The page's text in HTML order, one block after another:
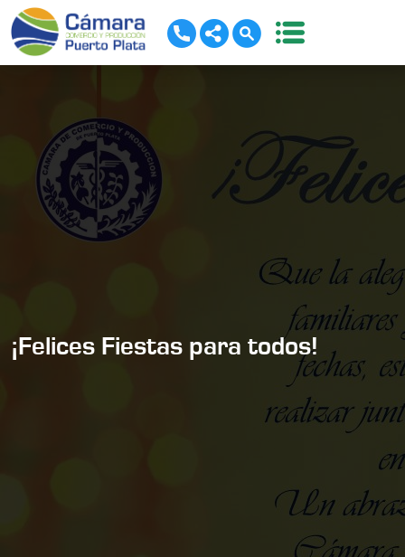
¡Felices Fiestas para todos!